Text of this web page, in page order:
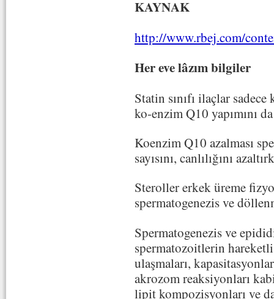
KAYNAK
http://www.rbej.com/
Her eve lâzım bilgiler
Statin sınıfı ilaçlar
ko-enzim Q10 yapımını
Koenzim Q10 azalması
sayısını, canlılığını
Steroller erkek üreme
spermatogenezis ve
Spermatogenezis ve
spermatozoitlerin
ulaşmaları,
akrozom reaksiyonları
lipit kompozisyonları ve